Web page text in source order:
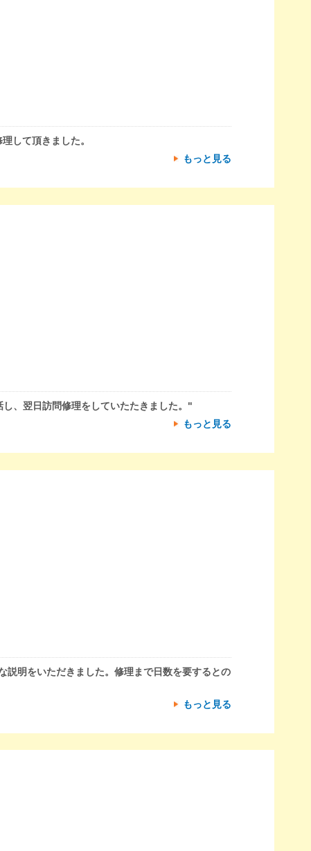
して頂きました。
もっと見る
、翌日訪問修理をしていたたきました。"
もっと見る
説明をいただきました。修理まで日数を要するとの
もっと見る